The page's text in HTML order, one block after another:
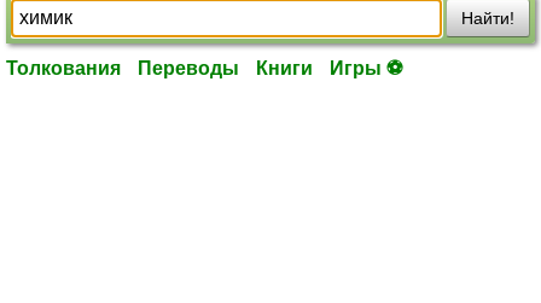
Найти!
Толкования Переводы Книги Игры ⚽